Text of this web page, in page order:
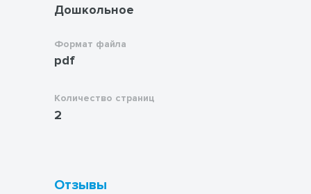
Дошкольное
Формат файла
pdf
Количество страниц
2
Отзывы